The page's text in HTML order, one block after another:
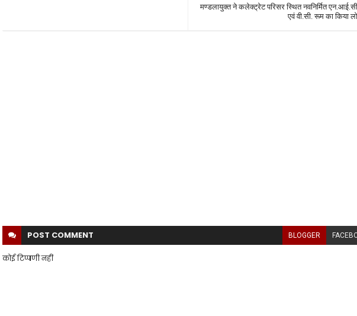
मण्डलायुक्त ने कलेक्ट्रेट परिसर स्थित नवनिर्मित
एवं वी.सी. रूम का किया
POST COMMENT BLOGGER
कोई टिप्पणी नहीं